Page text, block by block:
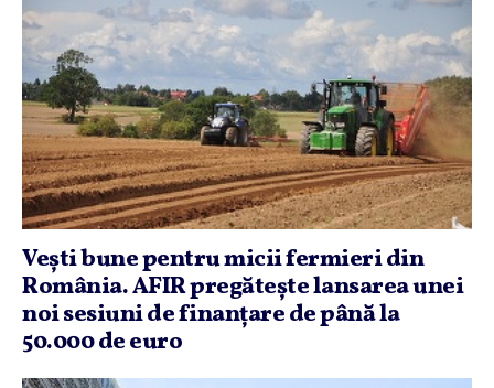
Veşti bune pentru micii fermieri din
România. AFIR pregăteşte lansarea unei
noi sesiuni de finanţare de până la
50.000 de euro